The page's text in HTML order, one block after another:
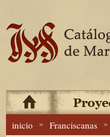
inicio » Franciscanas »